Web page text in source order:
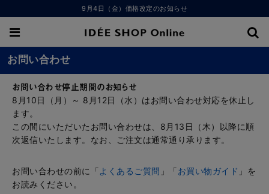
9月4日（金）価格改定のお知らせ
お問い合わせ
お問い合わせ停止期間のお知らせ
8月10日（月）～ 8月12日（水）はお問い合わせ対応を休止し
ます。
この間にいただいたお問い合わせは、8月13日（木）以降に順
次返信いたします。なお、ご注文は通常通り承ります。
お問い合わせの前に「よくあるご質問 」「お買い物ガイド 」を
お読みください。